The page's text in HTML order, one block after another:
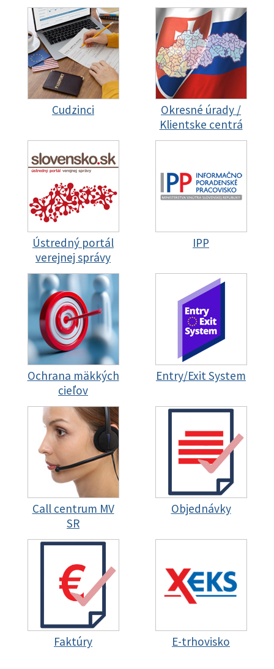
Cudzinci
Okresné úrady /
Klientske centrá
Ústredný portál
verejnej správy
IPP
Ochrana mäkkých
cieľov
Entry/Exit System
Call centrum MV
SR
Objednávky
Faktúry E-trhovisko